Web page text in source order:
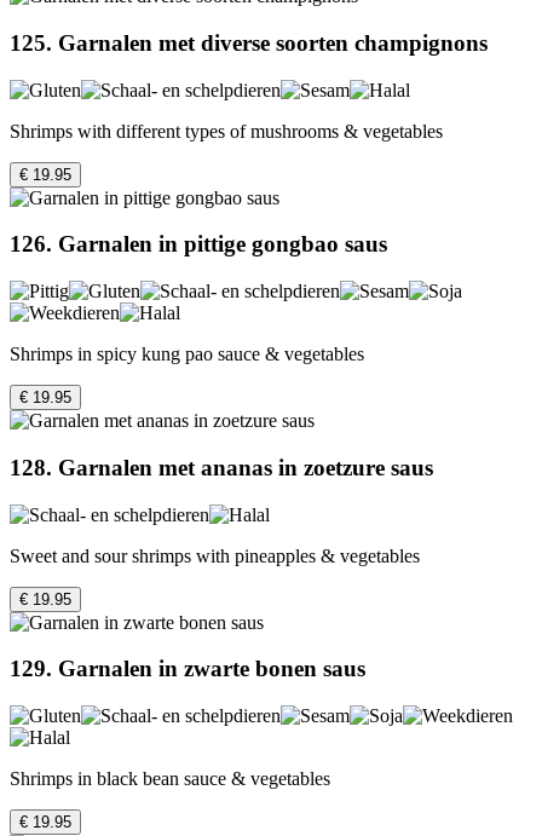
125. Garnalen met diverse soorten champignons
Shrimps with different types of mushrooms & vegetables
€ 19.95
126. Garnalen in pittige gongbao saus
Shrimps in spicy kung pao sauce & vegetables
€ 19.95
128. Garnalen met ananas in zoetzure saus
Sweet and sour shrimps with pineapples & vegetables
€ 19.95
129. Garnalen in zwarte bonen saus
Shrimps in black bean sauce & vegetables
€ 19.95